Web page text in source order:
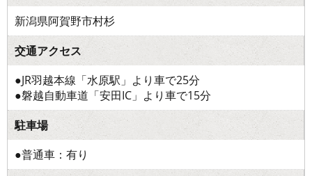
新潟県阿賀野市村杉
交通アクセス
●JR羽越本線「水原駅」より車で25分
●磐越自動車道「安田IC」より車で15分
駐車場
●普通車：有り